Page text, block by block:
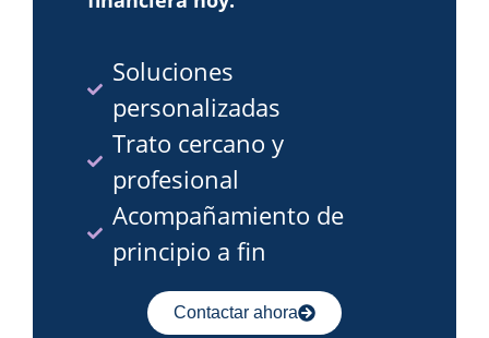
Soluciones
personalizadas
Trato cercano y
profesional
Acompañamiento de
principio a fin
Contactar ahora